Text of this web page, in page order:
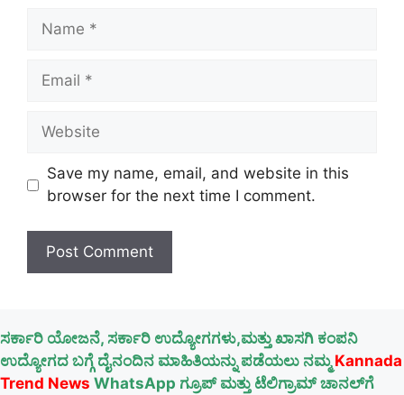
Name
Email
Website
Save my name, email, and website in this
browser for the next time I comment.
ಸರ್ಕಾರಿ ಯೋಜನೆ, ಸರ್ಕಾರಿ ಉದ್ಯೋಗಗಳು,ಮತ್ತು ಖಾಸಗಿ ಕಂಪನಿ
ಉದ್ಯೋಗದ ಬಗ್ಗೆ ದೈನಂದಿನ ಮಾಹಿತಿಯನ್ನು ಪಡೆಯಲು ನಮ್ಮ Kannada
Trend News WhatsApp ಗ್ರೂಪ್ ಮತ್ತು ಟೆಲಿಗ್ರಾಮ್ ಚಾನಲ್‌ಗೆ